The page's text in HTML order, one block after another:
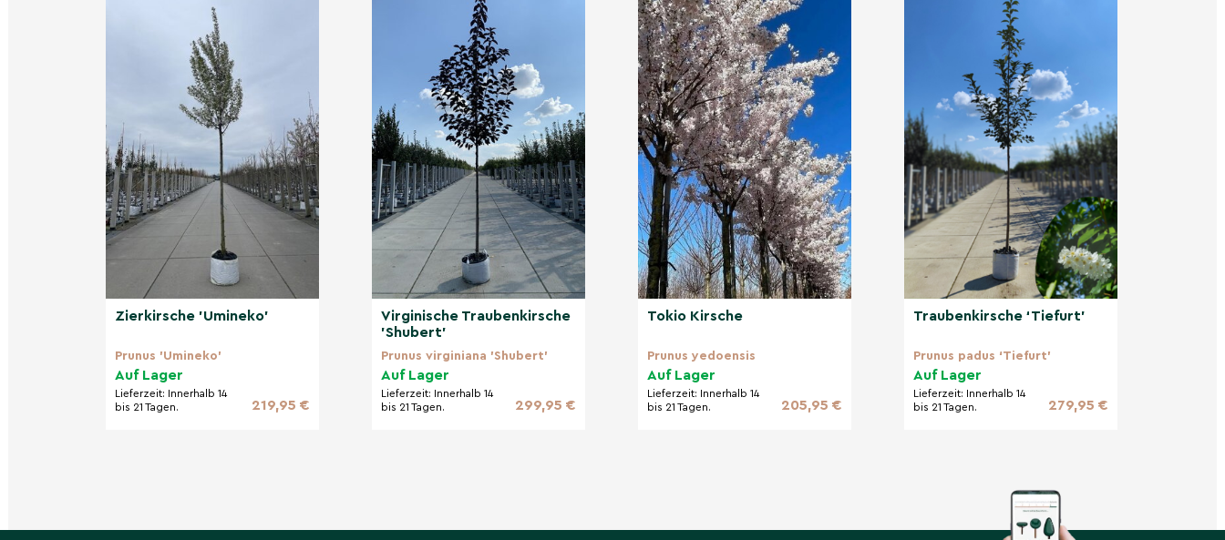
Blutpflaume Pflanzzeit
Unsere Blutpflaumen in Topf können das ganze Jahr über gepflanzt
werden, was Ihnen Flexibilität bei der Gartengestaltung bietet.
Profitieren Sie von dieser Möglichkeit und wählen Sie den idealen
Zeitpunkt für Ihre Gartenarbeit. Unsere robusten Blutpflaumen sind für
das ganze Jahr über bestens gerüstet.
Pflege und Wartung der Blutpflaume
Die Blutpflaume ist pflegeleicht. Regelmäßiges Gießen ist besonders im
ersten Jahr nach der Pflanzung wichtig. Einmal etabliert, kommt sie auch
mit weniger Wasser aus.
Die robuste Wurzelstruktur der Blutpflaume sorgt für eine stabile
Verankerung und gute Nährstoffaufnahme. So wächst Ihr Baum gesund
und stark. Der tiefe Wurzelballen ermöglicht eine einfache und
Zierkirsche 'Umineko'
Prunus 'Umineko'
Auf Lager
Lieferzeit: Innerhalb 14
bis 21 Tagen.
219,95 €
Virginische Traubenkirsche
'Shubert'
Prunus virginiana 'Shubert'
Auf Lager
Lieferzeit: Innerhalb 14
bis 21 Tagen.
299,95 €
Tokio Kirsche
Prunus yedoensis
Auf Lager
Lieferzeit: Innerhalb 14
bis 21 Tagen.
205,95 €
Traubenkirsche ‘Tiefurt’
Prunus padus ‘Tiefurt’
Auf Lager
Lieferzeit: Innerhalb 14
bis 21 Tagen.
279,95 €